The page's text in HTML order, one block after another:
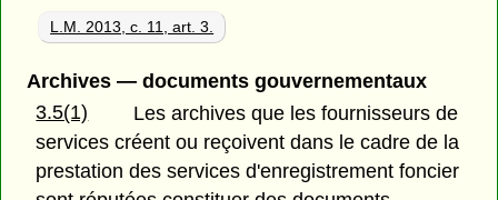
L.M. 2013, c. 11, art. 3.
Archives — documents gouvernementaux
3.5(1)
Les archives que les fournisseurs de
services créent ou reçoivent dans le cadre de la
prestation des services d'enregistrement foncier